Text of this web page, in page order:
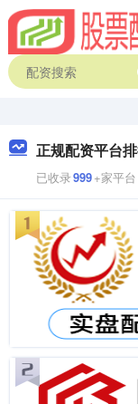
正规配资平台
已收录999+家平台